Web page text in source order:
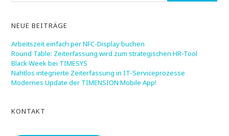
NEUE BEITRÄGE
Arbeitszeit einfach per NFC-Display buchen
Round Table: Zeiterfassung wird zum strategischen HR-Tool
Black Week bei TIMESYS
Nahtlos integrierte Zeiterfassung in IT-Serviceprozesse
Modernes Update der TIMENSION Mobile App!
KONTAKT